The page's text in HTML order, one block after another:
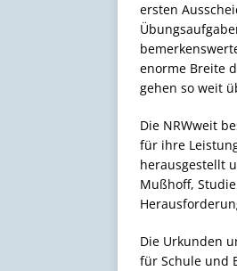
ersten
enorme Breite
gehen so weit
Die NRWweit
für ihre
herausgestellt
Mußhoff,
Die Urkunden
für Schule und